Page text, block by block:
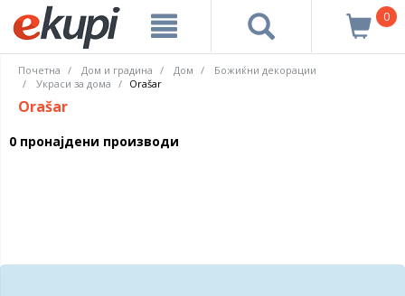
0
Почетна Дом и градина Дом
Божиќни декорации
Украси за дома
Orašar
Orašar
0 пронајдени производи